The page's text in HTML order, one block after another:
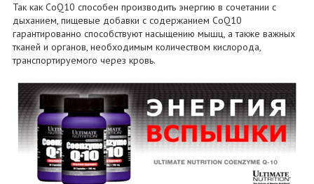
Так как CoQ10 способен производить энергию в сочетании с
дыханием, пищевые добавки с содержанием CoQ10
гарантированно способствуют насыщению мышц, а также важных
тканей и органов, необходимым количеством кислорода,
транспортируемого через кровь.